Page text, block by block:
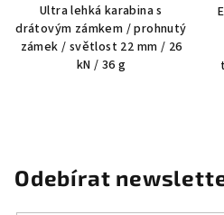
Ultra lehká karabina s
drátovým zámkem / prohnutý
zámek / světlost 22 mm / 26
kN / 36 g
Odebírat